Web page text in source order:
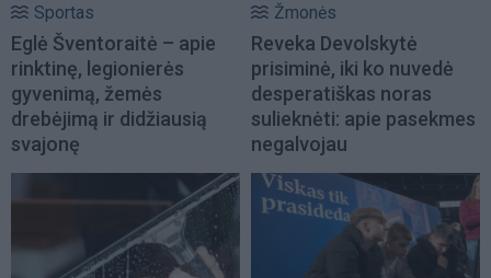
Sportas
Eglė Šventoraitė – apie
rinktinę, legionierės
gyvenimą, žemės
drebėjimą ir didžiausią
svajonę
Žmonės
Reveka Devolskytė
prisiminė, iki ko nuvedė
desperatiškas noras
sulieknėti: apie pasekmes
negalvojau